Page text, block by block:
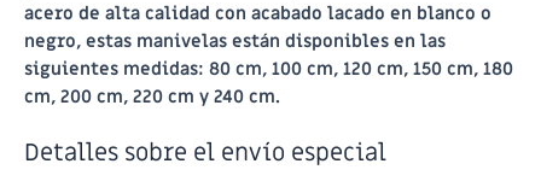
acero de alta calidad con acabado lacado en blanco o
negro, estas manivelas están disponibles en las
siguientes medidas: 80 cm, 100 cm, 120 cm, 150 cm, 180
cm, 200 cm, 220 cm y 240 cm.
Detalles sobre el envío especial